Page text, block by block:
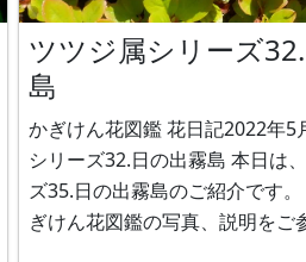
ツツジ属シリーズ
島
かぎけん花図鑑 花日記2022年5
シリーズ32.日の出霧島 本日は、ツツジ属シリー
ズ35.日の出霧島のご紹介です
ぎけん花図鑑の写真、説明をご